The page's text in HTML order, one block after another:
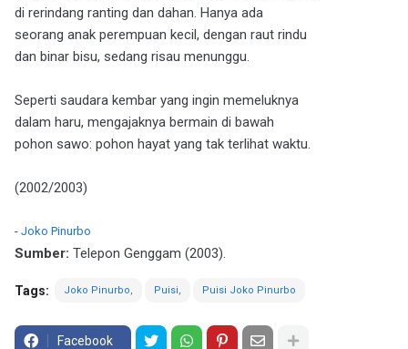
di rerindang ranting dan dahan. Hanya ada
seorang anak perempuan kecil, dengan raut rindu
dan binar bisu, sedang risau menunggu.
Seperti saudara kembar yang ingin memeluknya
dalam haru, mengajaknya bermain di bawah
pohon sawo: pohon hayat yang tak terlihat waktu.
(2002/2003)
- Joko Pinurbo
Sumber: Telepon Genggam (2003).
Tags: Joko Pinurbo Puisi Puisi Joko Pinurbo
Facebook